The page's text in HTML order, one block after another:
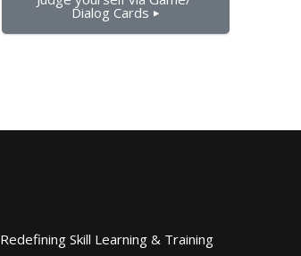
Dialog Cards ▶︎
Redefining Skill Learning & Training